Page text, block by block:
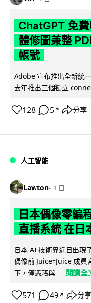
ChatGPT 免
體修圖兼整
帳號
Adobe 宣布推出全新統
去年推出三個獨立
128 5 ↗ 分享
人工智能
Lawton 1 日
日本偶像零編
直播系統 在日
日本 AI 技術界近日出現
偶像前 Juice=Juice 成員
下，僅憑藉與...
閱讀全
571 49 ↗ 分享